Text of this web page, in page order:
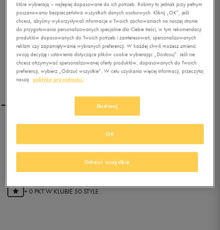
VANS SK8-HI
złz Vat
+ 0 PKT W KLUBIE 50 STYLE
które wybierają – najlepiej dopasowane do ich potrzeb. Robimy to jednak przy pełnym
poszanowaniu bezpieczeństwa wszystkich danych osobowych. Kliknij „OK”, jeśli
chcesz, abyśmy wykorzystywali informacje o Twoich zachowaniach na naszej stronie
do przygotowania personalizowanych specjalnie dla Ciebie treści, w tym rekomendacji
produktów dopasowanych do Twoich potrzeb i zainteresowań, spersonalizowanych
reklam czy zapamiętywanie wybranych preferencji. W każdej chwili możesz zmienić
swoją decyzję i ustawienia dotyczące plików cookie wybierając „Dostosuj”. Jeśli nie
chcesz otrzymywać spersonalizowanej oferty produktów, dopasowanych do Twoich
preferencji, wybierz „Odrzuć wszystkie”. W celu uzyskania więcej informacji, przeczytaj
naszą
politykę prywatności.
Dostosuj
Odrzuć wszystkie
OK